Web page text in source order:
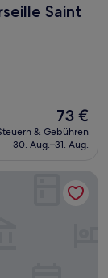
Saint
Charles
Der
Preis
beträgt
73 €
& Gebühren
30. Aug.–31. Aug.